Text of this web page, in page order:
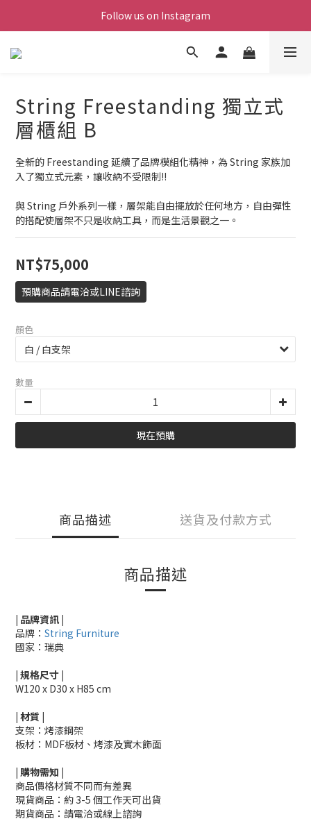
Follow us on Instagram
String Freestanding 獨立式
層櫃組 B
全新的 Freestanding 延續了品牌模組化精神，為 String 家族加
入了獨立式元素，讓收納不受限制!!
與 String 戶外系列一樣，層架能自由擺放於任何地方，自由彈性
的搭配使層架不只是收納工具，而是生活景觀之一。
NT$75,000
預購商品請電洽或LINE諮詢
顏色
數量
現在預購
商品描述 送貨及付款方式
商品描述
| 品牌資訊 |
品牌： String Furniture
國家：瑞典
| 規格尺寸 |
W120 x D30 x H85 cm
| 材質 |
支架：烤漆鋼架
板材：MDF板材、烤漆及實木飾面
| 購物需知 |
商品價格材質不同而有差異
現貨商品：約 3-5 個工作天可出貨
期貨商品：請電洽或線上諮詢